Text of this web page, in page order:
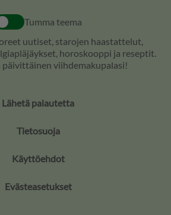
Tumma teema
uutiset, starojen haastattelut,
horoskooppi ja reseptit.
päivittäinen viihdemakupalasi!
Lähetä palautetta
Tietosuoja
Käyttöehdot
Evästeasetukset